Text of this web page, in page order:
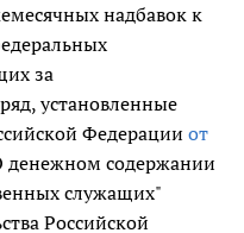
надбавок к
за
установленные
Федерации от
денежном содержании
служащих"
Российской